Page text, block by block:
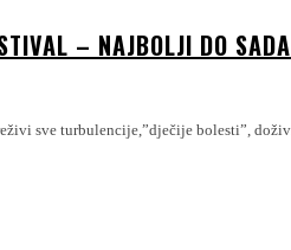
– NAJBOLJI DO SADA